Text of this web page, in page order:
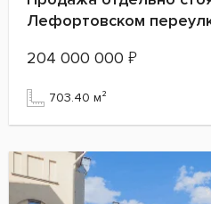
Лефортовском
204 000 000 ₽
703.40 м²